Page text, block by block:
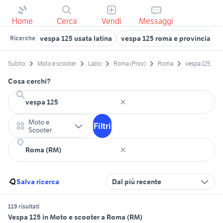
Home Cerca Vendi Messaggi
Ricerche vespa 125 usata latina vespa 125 roma e provincia
Subito Moto e scooter Lazio Roma (Prov) Roma vespa 125
Cosa cerchi?
Moto e
Scooter
Filtri
Salva ricerca Dal più recente
119 risultati
Vespa 125 in Moto e scooter a Roma (RM)